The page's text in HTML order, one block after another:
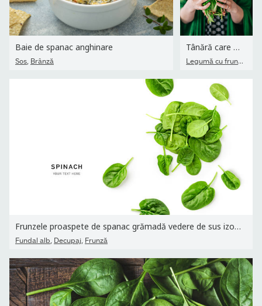
Baie de spanac anghinare
Sos, Brânză
Tânără care ține salată de frunze de spanac
Legumă cu frunze
Frunzele proaspete de spanac grămadă vedere de sus izolată pe...
Fundal alb, Decupaj, Frunză